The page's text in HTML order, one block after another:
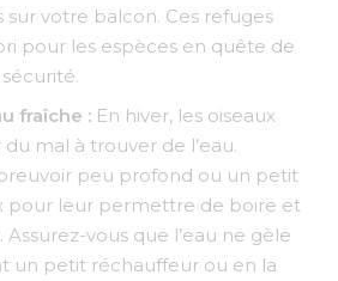
sur votre balcon. Ces refuges
pour les espèces en quête de
fraîche : En hiver, les oiseaux
mal à trouver de l’eau.
peu profond ou un petit
pour leur permettre de boire et
Assurez-vous que l’eau ne gèle
un petit réchauffeur ou en la